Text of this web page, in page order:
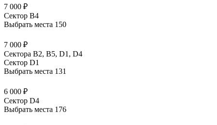
7 000 ₽
Сектор B4
Выбрать места 150
7 000 ₽
Сектора B2, B5, D1, D4
Сектор D1
Выбрать места 131
6 000 ₽
Сектор D4
Выбрать места 176